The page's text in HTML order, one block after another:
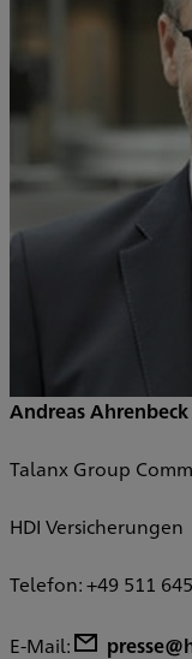
Andreas Ahrenbeck
Talanx Group
HDI Versicherungen
Telefon: +49 511
E-Mail: